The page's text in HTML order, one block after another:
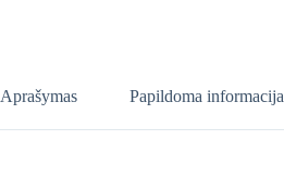
Aprašymas Papildoma informacija